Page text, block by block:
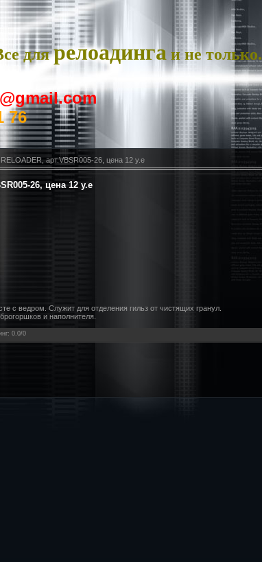
длярелоадинга и не только.
76
арт.VBSR005-26, цена 12 у.е
26, цена 12 у.е
с ведром. Служит для отделения гильз от чистящих гранул.
и наполнителя.
: 0.0/0